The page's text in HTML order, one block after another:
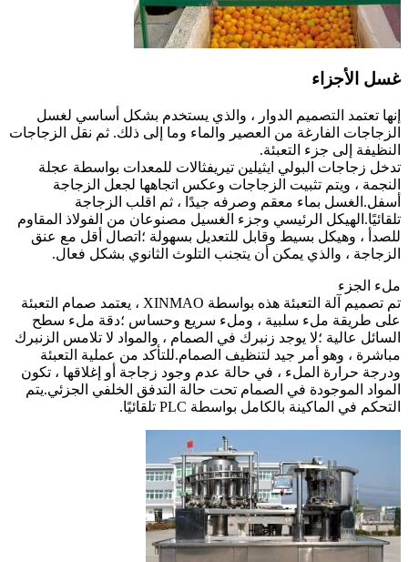
غسل الأجزاء
إنها تعتمد التصميم الدوار ، والذي يستخدم بشكل أساسي لغسل
الزجاجات الفارغة من العصير والماء وما إلى ذلك. ثم نقل الزجاجات
النظيفة إلى جزء التعبئة.
تدخل زجاجات البولي ايثيلين تيريفثالات للمعدات بواسطة عجلة
النجمة ، ويتم تثبيت الزجاجات وعكس اتجاهها لجعل الزجاجة
أسفل.الغسل بماء معقم وصرفه جيدًا ، ثم اقلب الزجاجة
تلقائيًا.الهيكل الرئيسي وجزء الغسيل مصنوعان من الفولاذ المقاوم
للصدأ ، وهيكل بسيط وقابل للتعديل بسهولة ؛اتصال أقل مع عنق
الزجاجة ، والذي يمكن أن يتجنب التلوث الثانوي بشكل فعال.
ملء الجزء
تم تصميم آلة التعبئة هذه بواسطة XINMAO ، يعتمد صمام التعبئة
على طريقة ملء سلبية ، وملء سريع وحساس ؛دقة ملء سطح
السائل عالية ؛لا يوجد زنبرك في الصمام ، والمواد لا تلامس الزنبرك
مباشرة ، وهو أمر جيد لتنظيف الصمام.للتأكد من عملية التعبئة
ودرجة حرارة الملء ، في حالة عدم وجود زجاجة أو إغلاقها ، تكون
المواد الموجودة في الصمام تحت حالة التدفق الخلفي الجزئي.يتم
التحكم في الماكينة بالكامل بواسطة PLC تلقائيًا.